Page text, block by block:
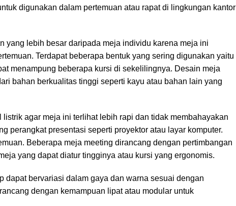
digunakan dalam pertemuan atau rapat di lingkungan kantor
yang lebih besar daripada meja individu karena meja ini
Terdapat beberapa bentuk yang sering digunakan yaitu
menampung beberapa kursi di sekelilingnya. Desain meja
bahan berkualitas tinggi seperti kayu atau bahan lain yang
agar meja ini terlihat lebih rapi dan tidak membahayakan
perangkat presentasi seperti proyektor atau layar komputer.
Beberapa meja meeting dirancang dengan pertimbangan
yang dapat diatur tingginya atau kursi yang ergonomis.
dapat bervariasi dalam gaya dan warna sesuai dengan
dengan kemampuan lipat atau modular untuk